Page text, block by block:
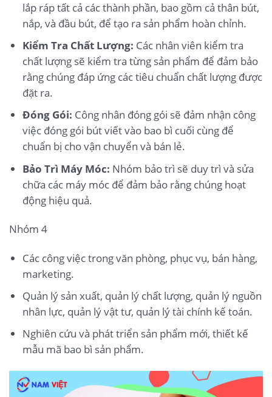
lắp ráp tất cả các thành phần, bao gồm cả thân bút,
nắp, và đầu bút, để tạo ra sản phẩm hoàn chỉnh.
Kiểm Tra Chất Lượng: Các nhân viên kiểm tra
chất lượng sẽ kiểm tra từng sản phẩm để đảm bảo
rằng chúng đáp ứng các tiêu chuẩn chất lượng được
đặt ra.
Đóng Gói: Công nhân đóng gói sẽ đảm nhận công
việc đóng gói bút viết vào bao bì cuối cùng để
chuẩn bị cho vận chuyển và bán lẻ.
Bảo Trì Máy Móc: Nhóm bảo trì sẽ duy trì và sửa
chữa các máy móc để đảm bảo rằng chúng hoạt
động hiệu quả.
Nhóm 4
Các công việc trong văn phòng, phục vụ, bán hàng,
marketing.
Quản lý sản xuất, quản lý chất lượng, quản lý nguồn
nhân lực, quản lý vật tư, quản lý tài chính kế toán.
Nghiên cứu và phát triển sản phẩm mới, thiết kế
mẫu mã bao bì sản phẩm.